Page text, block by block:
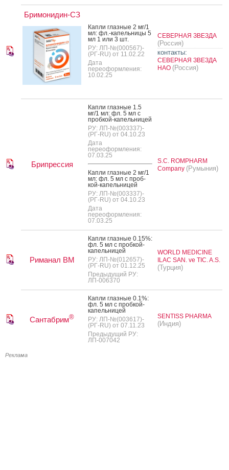
Бримонидин-СЗ
Кап­ли глаз­ные 2 мг/1
мл: фл.-ка­пель­ни­цы 5
мл 1 или 3 шт.
РУ: ЛП-№(000567)-
(РГ-RU) от 11.02.22
Дата
переоформления:
10.02.25
СЕВЕРНАЯ ЗВЕЗДА
(Россия)
контакты:
СЕВЕРНАЯ ЗВЕЗДА
НАО (Россия)
Брипрессия
Кап­ли глаз­ные 1.5
мг/1 мл: фл. 5 мл с
проб­кой-ка­пель­ни­цей
РУ: ЛП-№(003337)-
(РГ-RU) от 04.10.23
Дата
переоформления:
07.03.25
Кап­ли глаз­ные 2 мг/1
мл: фл. 5 мл с проб­
кой-ка­пель­ни­цей
РУ: ЛП-№(003337)-
(РГ-RU) от 04.10.23
Дата
переоформления:
07.03.25
S.C. ROMPHARM
Company (Румыния)
Риманал ВМ
Кап­ли глаз­ные 0.15%:
фл. 5 мл с проб­кой-
ка­пель­ни­цей
РУ: ЛП-№(012657)-
(РГ-RU) от 01.12.25
Предыдущий РУ:
ЛП-006370
WORLD MEDICINE
ILAC SAN. ve TIC. A.S.
(Турция)
Сантабрим®
Кап­ли глаз­ные 0.1%:
фл. 5 мл с проб­кой-
ка­пель­ни­цей
РУ: ЛП-№(003617)-
(РГ-RU) от 07.11.23
Предыдущий РУ:
ЛП-007042
SENTISS PHARMA
(Индия)
Реклама